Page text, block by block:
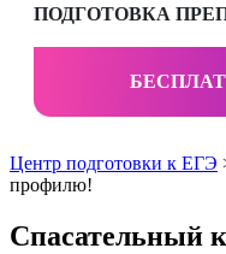
ПОДГОТОВКА
Центр подготовки к ЕГЭ
профилю!
Спасательный